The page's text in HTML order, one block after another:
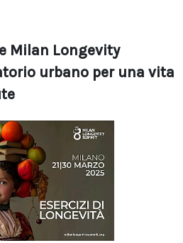
Milan Longevity
urbano per una vita